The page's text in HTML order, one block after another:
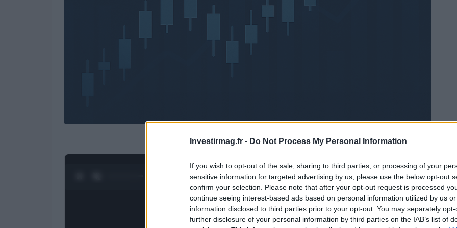
Investirmag.fr - Do Not Process My Personal Information
If you wish to opt-out of the sale, sharing to third parties, or processing of your
sensitive information for targeted advertising by us, please use the below opt-out
confirm your selection. Please note that after your opt-out request is processed
continue seeing interest-based ads based on personal information utilized by us
information disclosed to third parties prior to your opt-out. You may separately
further disclosure of your personal information by third parties on the IAB’s list of
1/4 POWERED BYAdhubMedia